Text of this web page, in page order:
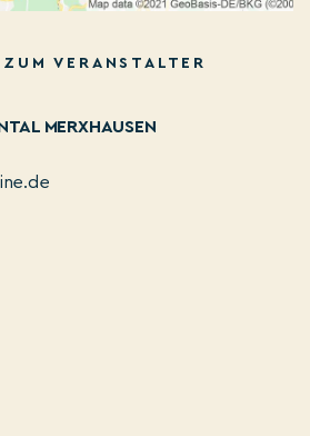
VERANSTALTER
MERXHAUSEN